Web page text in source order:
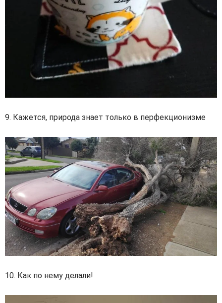
9. Кажется, природа знает только в перфекционизме
10. Как по нему делали!